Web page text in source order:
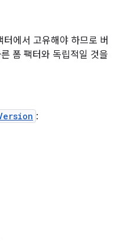
에서 고유해야 하므로 버
폼 팩터와 독립적일 것을
: